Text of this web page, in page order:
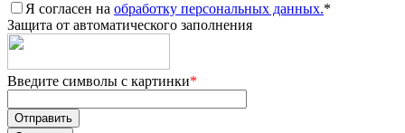
Я согласен на обработку персональных данных.*
Защита от автоматического заполнения
Введите символы с картинки*